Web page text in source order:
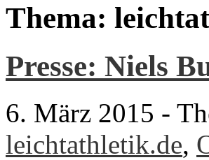
Thema:
Presse: Niels
6. März 2015 -
leichtathletik.de,